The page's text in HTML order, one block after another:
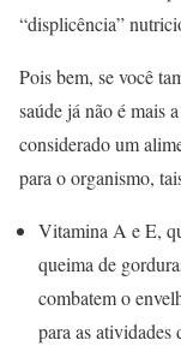
“displicência”
Pois bem, se você
saúde já não é mais
considerado um
para o organismo,
Vitamina A e E,
queima de
combatem o
para as atividades